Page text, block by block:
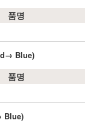
품명
Blue)
품명
Blue)